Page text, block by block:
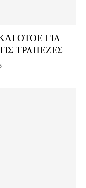
ΟΤΟΕ ΓΙΑ
ΤΡΑΠΕΖΕΣ